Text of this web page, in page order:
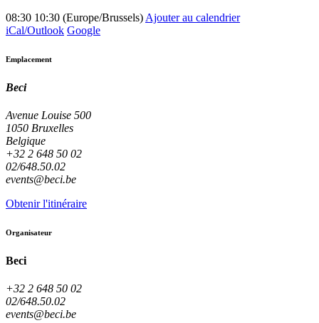
08:30 10:30 (Europe/Brussels) Ajouter au calendrier
iCal/Outlook Google
Emplacement
Beci
Avenue Louise 500
1050 Bruxelles
Belgique
+32 2 648 50 02
02/648.50.02
events@beci.be
Obtenir l'itinéraire
Organisateur
Beci
+32 2 648 50 02
02/648.50.02
events@beci.be